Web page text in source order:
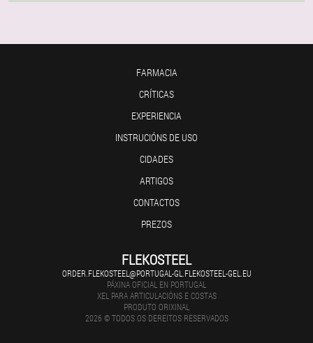
FARMACIA
CRÍTICAS
EXPERIENCIA
INSTRUCIÓNS DE USO
CIDADES
ARTIGOS
CONTACTOS
PREZOS
FLEKOSTEEL
ORDER.FLEKOSTEEL@PORTUGAL-GL.FLEKOSTEEL-GEL.EU
PÁXINA OFICIAL EN PORTUGAL
XEL PARA ARTICULACIÓNS E COSTAS
PRODUTO ORIXINAL
2026 © TODOS OS DEREITOS RESERVADOS